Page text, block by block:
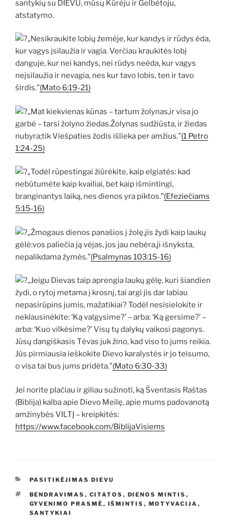
santykių su DIEVU, mūsų Kūrėju ir Gelbėtoju,
atstatymo.
„Nesikraukite lobių žemėje, kur kandys ir rūdys ėda,
kur vagys įsilaužia ir vagia. Verčiau kraukitės lobį
danguje, kur nei kandys, nei rūdys neėda, kur vagys
neįsilaužia ir nevagia, nes kur tavo lobis, ten ir tavo
širdis.”(Mato 6:19-21)
„Mat kiekvienas kūnas – tartum žolynas,ir visa jo
garbė – tarsi žolyno žiedas.Žolynas sudžiūsta, ir žiedas
nubyra;tik Viešpaties žodis išlieka per amžius.”(1 Petro
1:24-25)
„Todėl rūpestingai žiūrėkite, kaip elgiatės: kad
nebūtumėte kaip kvailiai, bet kaip išmintingi,
branginantys laiką, nes dienos yra piktos.”(Efeziečiams
5:15-16)
„Žmogaus dienos panašios į žolę,jis žydi kaip laukų
gėlė:vos paliečia ją vėjas, jos jau nebėra,ji išnyksta,
nepalikdama žymės.”(Psalmynas 103:15-16)
„Jeigu Dievas taip aprengia laukų gėlę, kuri šiandien
žydi, o rytoj metama į krosnį, tai argi jis dar labiau
nepasirūpins jumis, mažatikiai? Todėl nesisielokite ir
neklausinėkite: ‘Ką valgysime?’ – arba: ‘Ką gersime?’ –
arba: ‘Kuo vilkėsime?’ Visų tų dalykų vaikosi pagonys.
Jūsų dangiškasis Tėvas juk žino, kad viso to jums reikia.
Jūs pirmiausia ieškokite Dievo karalystės ir jo teisumo,
o visa tai bus jums pridėta.”(Mato 6:30-33)
Jei norite plačiau ir giliau sužinoti, ką Šventasis Raštas
(Biblija) kalba apie Dievo Meilę, apie mums padovanotą
amžinybės VILTĮ – kreipkitės:
https://www.facebook.com/BiblijaVisiems
KATEGORIJOS
PASITIKĖJIMAS DIEVU
ŽYMOS
BENDRAVIMAS , CITATOS , DIENOS MINTIS ,
GYVENIMO PRASMĖ , IŠMINTIS , MOTYVACIJA ,
SANTYKIAI